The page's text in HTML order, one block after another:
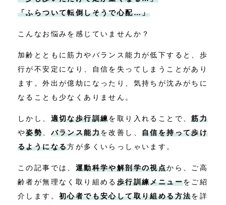
「ふらついて転倒しそうで心配…」
こんなお悩みを感じていませんか？
加齢とともに筋力やバランス能力が低下すると、歩
行が不安定になり、自信を失ってしまうことがあり
ます。外出が億劫になったり、気持ちが沈みがちに
なることも少なくありません。
しかし、 適切な歩行訓練を取り入れることで、筋力
や姿勢 バランス能力を改善し、自信を持って歩け
るようになる方が多くいらっしゃいます。
この記事では、 運動科学や解剖学の視点から、ご高
齢者が無理なく取り組める 歩行訓練メニューをご紹
介します。 初心者でも安心して取り組める方法を詳